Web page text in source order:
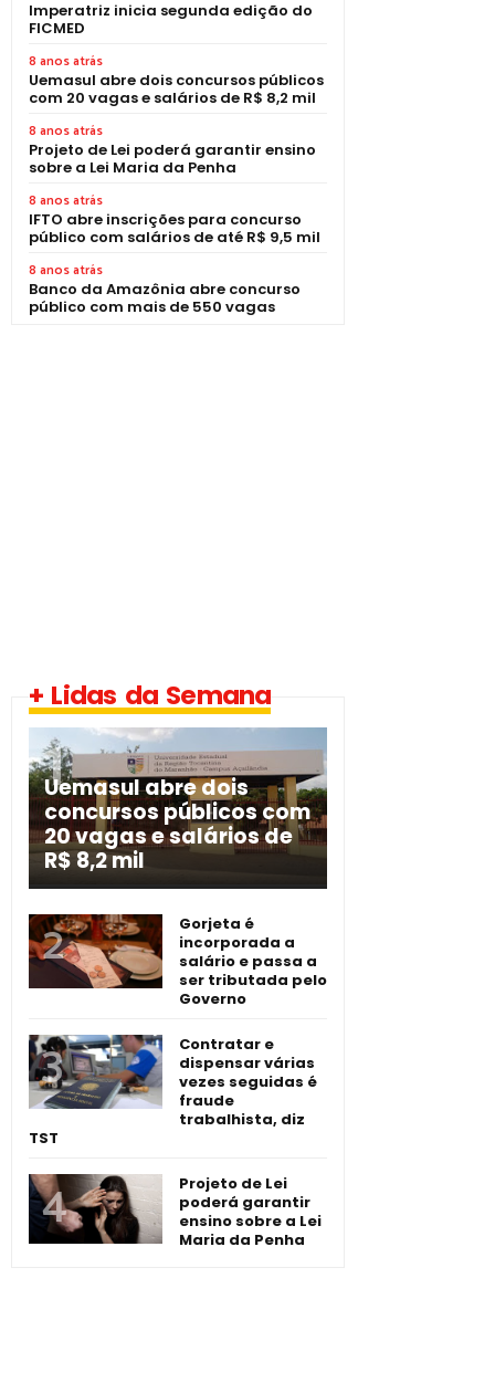
Imperatriz inicia segunda edição do
FICMED
8 anos atrás
Uemasul abre dois concursos públicos
com 20 vagas e salários de R$ 8,2 mil
8 anos atrás
Projeto de Lei poderá garantir ensino
sobre a Lei Maria da Penha
8 anos atrás
IFTO abre inscrições para concurso
público com salários de até R$ 9,5 mil
8 anos atrás
Banco da Amazônia abre concurso
público com mais de 550 vagas
+ Lidas da Semana
Uemasul abre dois
concursos públicos com
20 vagas e salários de
R$ 8,2 mil
Gorjeta é
incorporada a
salário e passa a
ser tributada pelo
Governo
Contratar e
dispensar várias
vezes seguidas é
fraude
trabalhista, diz
TST
Projeto de Lei
poderá garantir
ensino sobre a Lei
Maria da Penha